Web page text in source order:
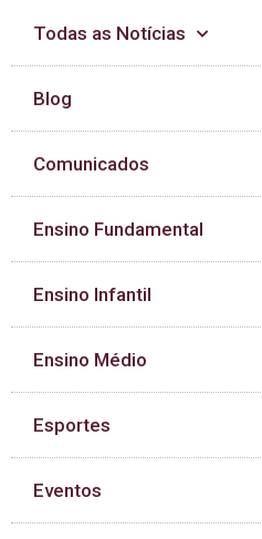
Todas as Notícias
Blog
Comunicados
Ensino Fundamental
Ensino Infantil
Ensino Médio
Esportes
Eventos